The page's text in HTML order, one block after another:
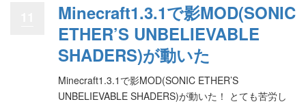
Minecraft1.3.1で影MOD(SONIC
ETHER’S UNBELIEVABLE
SHADERS)が動いた
Minecraft1.3.1で影MOD(SONIC ETHER’S
UNBELIEVABLE SHADERS)が動いた！ とても苦労し